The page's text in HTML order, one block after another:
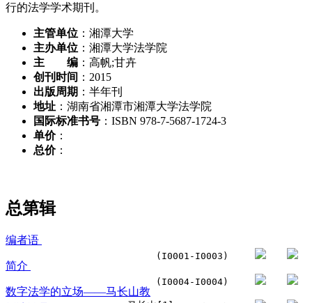
行的法学学术期刊。
主管单位 ：湘潭大学
主办单位 ：湘潭大学法学院
主 编 ：高帆;甘卉
创刊时间 ：2015
出版周期 ：半年刊
地址 ：湖南省湘潭市湘潭大学法学院
国际标准书号 ：ISBN 978-7-5687-1724-3
单价：
总价：
总第辑
编者语
(I0001-I0003)
简介
(I0004-I0004)
数字法学的立场——马长山教